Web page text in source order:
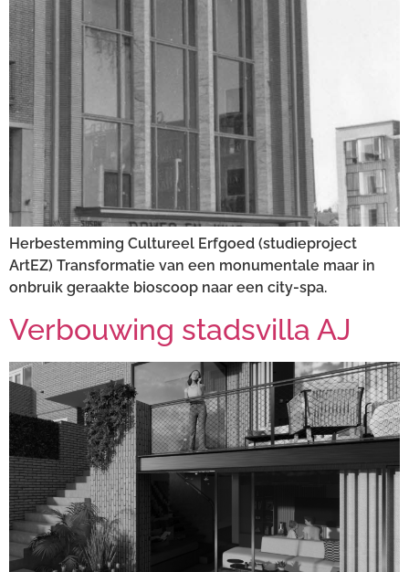
Herbestemming Cultureel Erfgoed (studieproject
ArtEZ) Transformatie van een monumentale maar in
onbruik geraakte bioscoop naar een city-spa.
Verbouwing stadsvilla AJ